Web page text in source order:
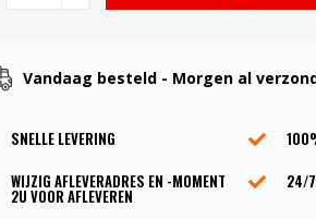
Vandaag besteld - Morgen al
SNELLE LEVERING
WIJZIG AFLEVERADRES EN -MOMENT
2U VOOR AFLEVEREN
24/7